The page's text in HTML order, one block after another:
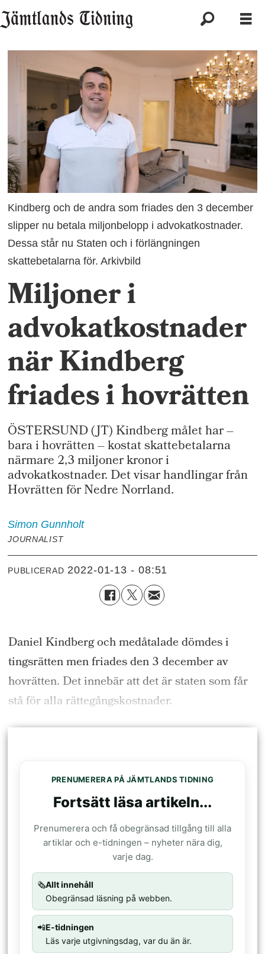
Kindberg och de andra som friades den 3 december
slipper nu betala miljonbelopp i advokatkostnader.
Dessa står nu Staten och i förlängningen
skattebetalarna för. Arkivbild
Miljoner i
advokatkostnader
när Kindberg
friades i hovrätten
ÖSTERSUND (JT) Kindberg målet har –
bara i hovrätten – kostat skattebetalarna
närmare 2,3 miljoner kronor i
advokatkostnader. Det visar handlingar från
Hovrätten för Nedre Norrland.
Simon Gunnholt
JOURNALIST
PUBLICERAD 2022-01-13 - 08:51
Daniel Kindberg och medåtalade dömdes i
tingsrätten men friades den 3 december av
hovrätten. Det innebär att det är staten som får
stå för alla rättegångskostnader.
PRENUMERERA PÅ JÄMTLANDS TIDNING
Fortsätt läsa artikeln...
Prenumerera och få obegränsad tillgång till alla
artiklar och e-tidningen – nyheter nära dig,
varje dag.
🗞️Allt innehåll
Obegränsad läsning på webben.
📲E-tidningen
Läs varje utgivningsdag, var du än är.